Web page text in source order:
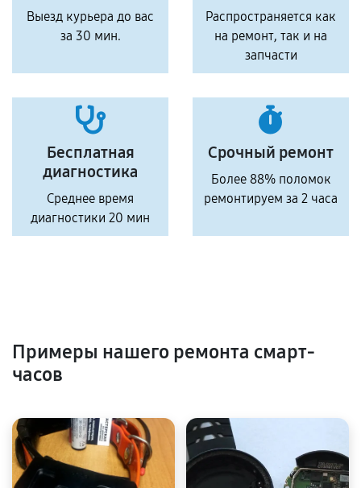
Выезд курьера до вас
за 30 мин.
Распространяется как
на ремонт, так и на
запчасти
Бесплатная
диагностика
Среднее время
диагностики 20 мин
Срочный ремонт
Более 88% поломок
ремонтируем за 2 часа
Примеры нашего ремонта смарт-
часов